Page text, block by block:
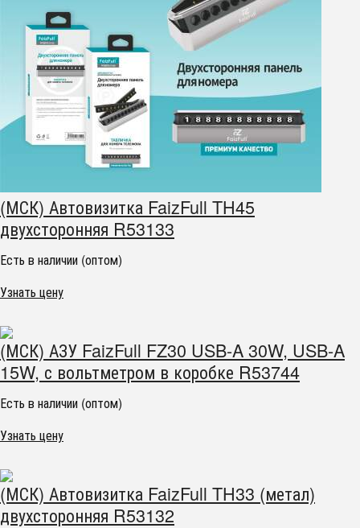
(МСК) Автовизитка FaizFull TH45
двухсторонняя R53133
Есть в наличии (оптом)
Узнать цену
(МСК) АЗУ FaizFull FZ30 USB-A 30W, USB-A
15W, с вольтметром в коробке R53744
Есть в наличии (оптом)
Узнать цену
(МСК) Автовизитка FaizFull TH33 (метал)
двухсторонняя R53132